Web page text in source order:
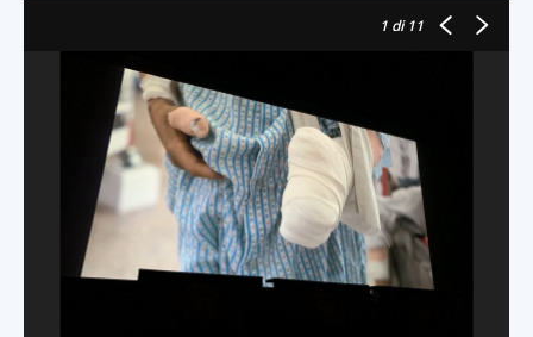
1 di 11